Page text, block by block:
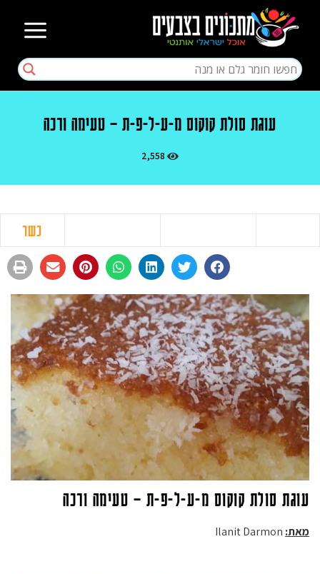
עוגת סולת קוקוס מ-ע-ל-פ-ת – טעימה ורכה
2,558
כשר
עוגת סולת קוקוס מ-ע-ל-פ-ת – טעימה ורכה
מאת: